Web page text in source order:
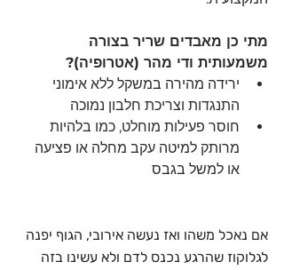
מתי כן מאבדים שריר בצורה
משמעותית ודי מהר (אטרופיה)?
ירידה מהירה במשקל ללא אימוני
התנגדות וצריכת חלבון נמוכה
חוסר פעילות מוחלט, כמו בלהיות
מרותק למיטה עקב מחלה או פציעה
או למשל בגבס
אם נאכל משהו ואז נעשה אירובי, הגוף יפנה
לגלוקוז שהרגע נכנס לדם ולא עשינו בזה